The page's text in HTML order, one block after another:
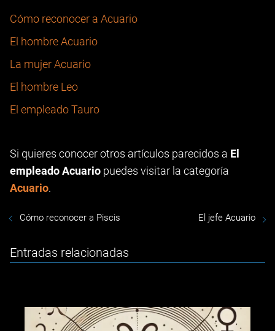
Cómo reconocer a Acuario
El hombre Acuario
La mujer Acuario
El hombre Leo
El empleado Tauro
Si quieres conocer otros artículos parecidos a El
empleado Acuario puedes visitar la categoría
Acuario.
Cómo reconocer a Piscis El jefe Acuario
Entradas relacionadas